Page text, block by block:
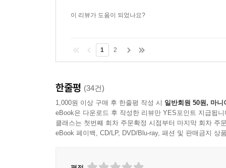
이 리뷰가 도움이 되었나요?
1 2
한줄평 (34건)
1,000원 이상 구매 후 한줄평 작성 시 일반회원 50원, 마니
eBook은 다운로드 후 작성한 리뷰만 YES포인트 지급됩니
클래스는 첫번째 회차 주문확정 시점부터 마지막 회차 주
eBook 페이백, CD/LP, DVD/Blu-ray, 패션 및 판매금지 상